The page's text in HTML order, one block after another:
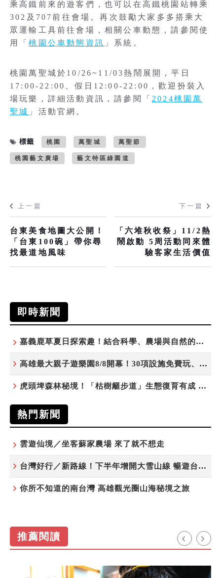
乘高鐵前來的遊客們，也可以在高鐵桃園站轉乘
302及707前往會場。再次鼓勵大家多多搭乘大
眾運輸工具前往會場，相關公車動態，請參閱使
用「桃園公車動態資訊 」系統。
桃園萬聖城於10/26~11/03熱鬧展開，平日
17:00-22:00、假日12:00-22:00，歡迎扮裝入
場玩樂，詳細活動資訊，請參閱「 2024桃園萬
聖城 」活動官網。
標籤 桃園 萬聖城 萬聖節
桃園藝文廣場 藝文特區綠園道
上一篇
台東美食地圖大公開！
「台東100碗」帶你尋
找最道地風味
下一篇
「六堆秋收祭」11/2熱
鬧啟動 5周活動同來體
驗客家生活價值
即時新聞
嘉義鹿草夏日探索趣！結合科學、農場與自然的親子小旅行
高雄最大親子遊樂園8/8開幕！30項設施免費玩、YOYO家族嗨翻暑假
虎頭埤森林秘境！「枯樹籬步道」生態復育有成 走進大自然生命教室
熱門新聞
雲遊仙境／坐客蘇家農場 來了就不想走
台灣好行／新路線！下半年增開大雪山線 暢遊台中更便利
你所不知道的南台灣 高雄觀光圈山海秘境之旅
推薦閱讀